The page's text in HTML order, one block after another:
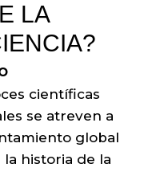
LA
científicas
se atreven a
global
historia de la